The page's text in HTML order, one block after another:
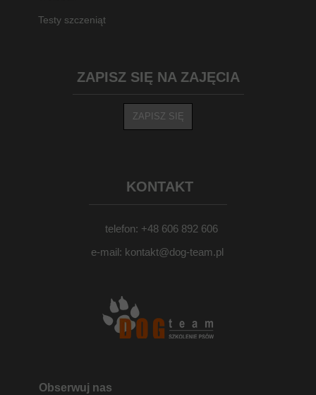
ZAPISZ SIĘ NA ZAJĘCIA
ZAPISZ SIĘ
telefon: +48 606 892 606
KONTAKT
e-mail: kontakt@dog-team.pl
Obserwuj nas
Testy szczeniąt